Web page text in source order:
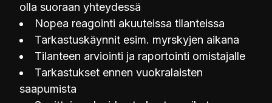
olla suoraan yhteydessä
Nopea reagointi akuuteissa tilanteissa
Tarkastuskäynnit esim. myrskyjen aikana
Tilanteen arviointi ja raportointi omistajalle
Tarkastukset ennen vuokralaisten
saapumista